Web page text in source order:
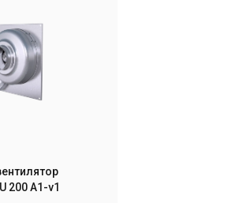
Ostberg
200 A1-v1